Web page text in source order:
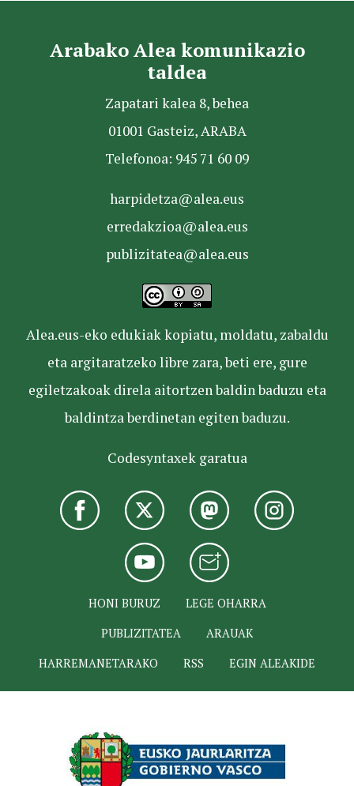
Arabako Alea komunikazio
taldea
Zapatari kalea 8, behea
01001 Gasteiz, ARABA
Telefonoa: 945 71 60 09
harpidetza@alea.eus
erredakzioa@alea.eus
publizitatea@alea.eus
Alea.eus-eko edukiak kopiatu, moldatu, zabaldu
eta argitaratzeko libre zara, beti ere, gure
egiletzakoak direla aitortzen baldin baduzu eta
baldintza berdinetan egiten baduzu.
Codesyntaxek garatua
HONI BURUZ
LEGE OHARRA
PUBLIZITATEA
ARAUAK
HARREMANETARAKO
RSS EGIN ALEAKIDE